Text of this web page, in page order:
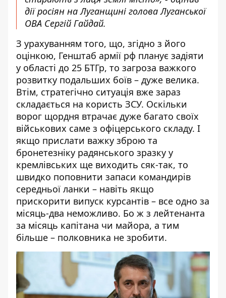
дії росіян на Луганщині голова Луганської
ОВА Сергій Гайдай.
З урахуванням того, що, згідно з його
оцінкою, Генштаб армії рф планує задіяти
у області до 25 БТГр, то загроза важкого
розвитку подальших боїв – дуже велика.
Втім, стратегічно ситуація вже зараз
складається на користь ЗСУ. Оскільки
ворог щордня втрачає дуже багато своїх
військових саме з офіцерського складу. І
якщо прислати важку зброю та
бронетезніку радянського зразку у
кремлівських ще виходить сяк-так, то
швидко поповнити запаси командирів
середньої ланки – навіть якщо
прискорити випуск курсантів – все одно за
місяць-два неможливо. Бо ж з лейтенанта
за місяць капітана чи майора, а тим
більше – полковника не зробити.